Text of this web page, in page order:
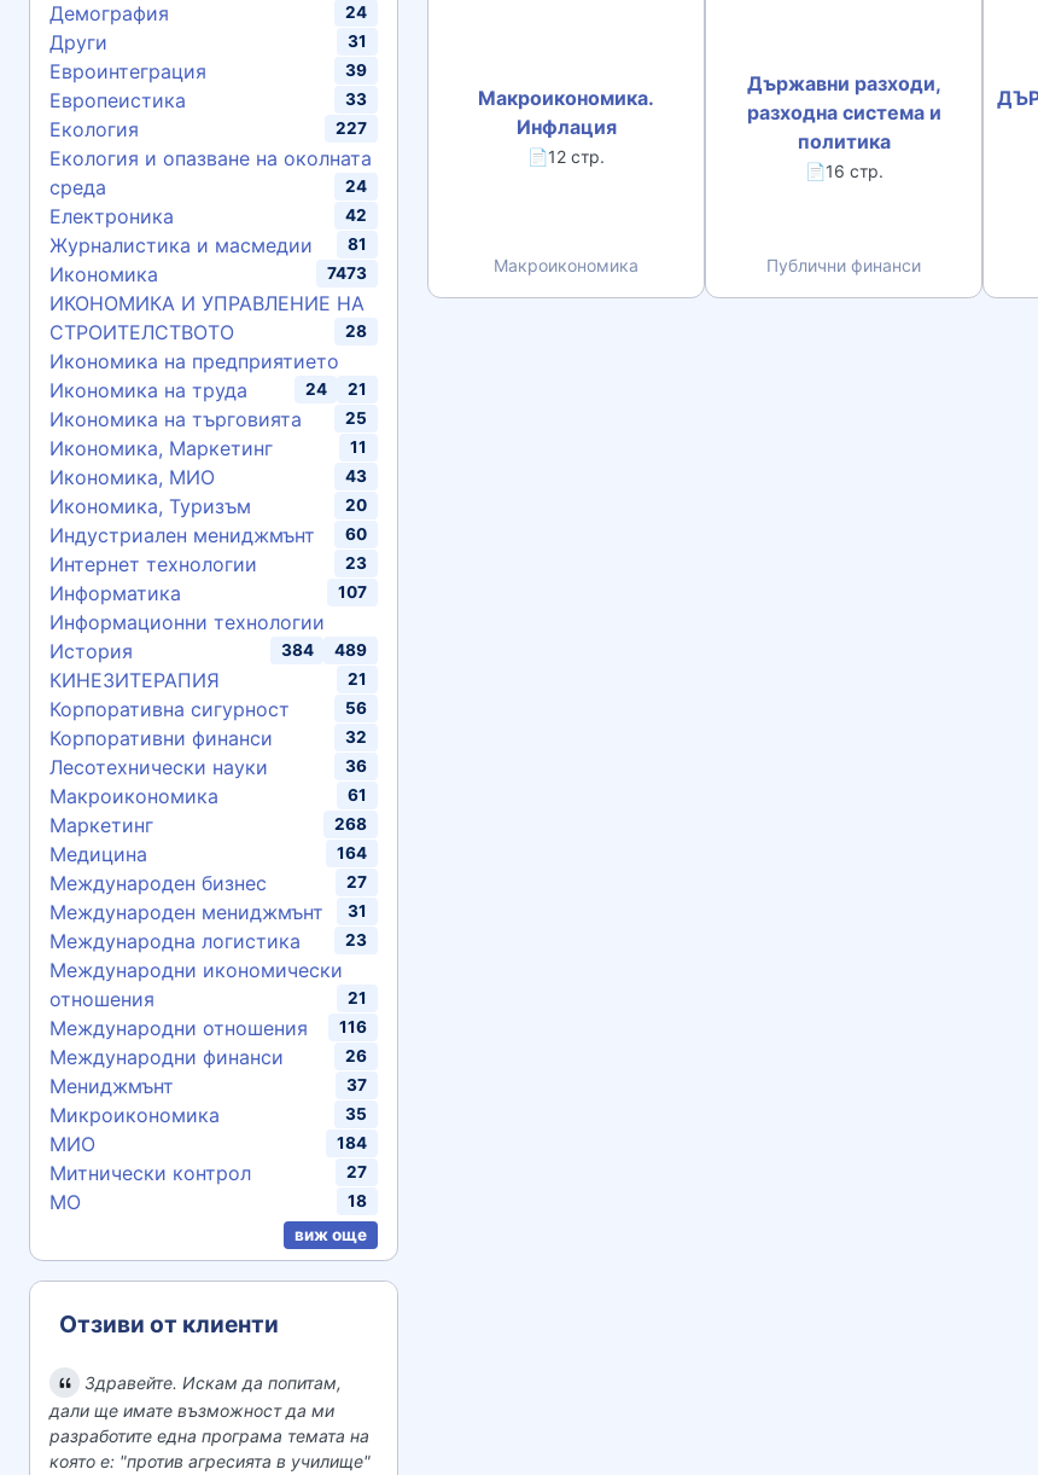
Демография 24
Други 31
Евроинтеграция 39
Европеистика 33
Екология 227
Екология и опазване на околната
среда
24
Електроника 42
Журналистика и масмедии 81
Икономика 7473
ИКОНОМИКА И УПРАВЛЕНИЕ НА
СТРОИТЕЛСТВОТО
28
Икономика на предприятието
21
Икономика на труда 24
Икономика на търговията 25
Икономика, Маркетинг 11
Икономика, МИО 43
Икономика, Туризъм 20
Индустриален мениджмънт 60
Интернет технологии 23
Информатика 107
Информационни технологии
489
История 384
КИНЕЗИТЕРАПИЯ 21
Корпоративна сигурност 56
Корпоративни финанси 32
Лесотехнически науки 36
Макроикономика 61
Маркетинг 268
Медицина 164
Международен бизнес 27
Международен мениджмънт 31
Международна логистика 23
Международни икономически
отношения
21
Международни отношения 116
Международни финанси 26
Мениджмънт 37
Микроикономика 35
МИО 184
Митнически контрол 27
МО
18
виж още
Отзиви от клиенти
Здравейте. Искам да попитам,
дали ще имате възможност да ми
разработите една програма темата на
която е: "против агресията в училище"
Макроикономика.
Инфлация
📄12 стр.
Макроикономика
Държавни разходи,
разходна система и
политика
📄16 стр.
Публични финанси